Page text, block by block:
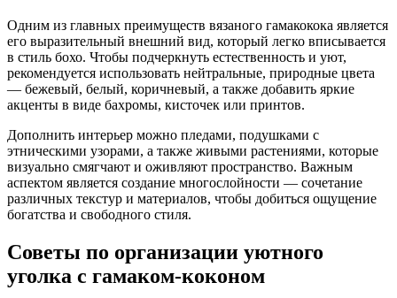
Одним из главных преимуществ вязаного гамакокока является
его выразительный внешний вид, который легко вписывается
в стиль бохо. Чтобы подчеркнуть естественность и уют,
рекомендуется использовать нейтральные, природные цвета
— бежевый, белый, коричневый, а также добавить яркие
акценты в виде бахромы, кисточек или принтов.
Дополнить интерьер можно пледами, подушками с
этническими узорами, а также живыми растениями, которые
визуально смягчают и оживляют пространство. Важным
аспектом является создание многослойности — сочетание
различных текстур и материалов, чтобы добиться ощущение
богатства и свободного стиля.
Советы по организации уютного
уголка с гамаком-коконом